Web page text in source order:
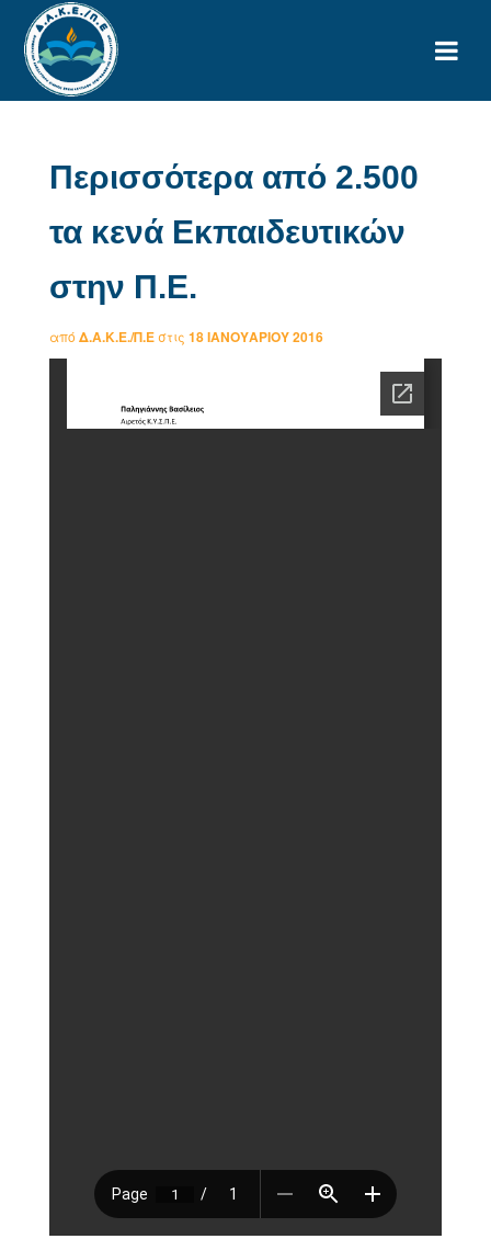
Περισσότερα από 2.500
τα κενά Εκπαιδευτικών
στην Π.Ε.
από Δ.Α.Κ.Ε./Π.Εστις 18 ΙΑΝΟΥΑΡΊΟΥ 2016